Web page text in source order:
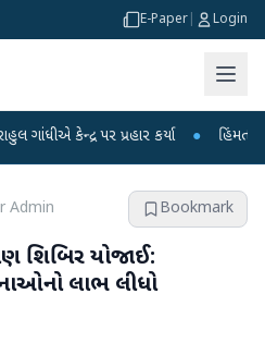
E-Paper Login
કેન્દ્ર પર પ્રહાર કર્યા ● હિંમતનગરમાં
Admin Bookmark
શિબિર યોજાઈ:
લાભ લીધો